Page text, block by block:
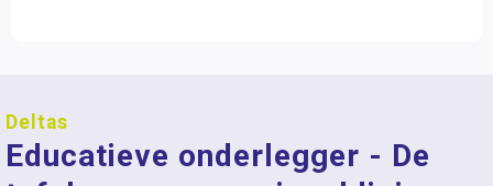
Deltas
Educatieve onderlegger - De